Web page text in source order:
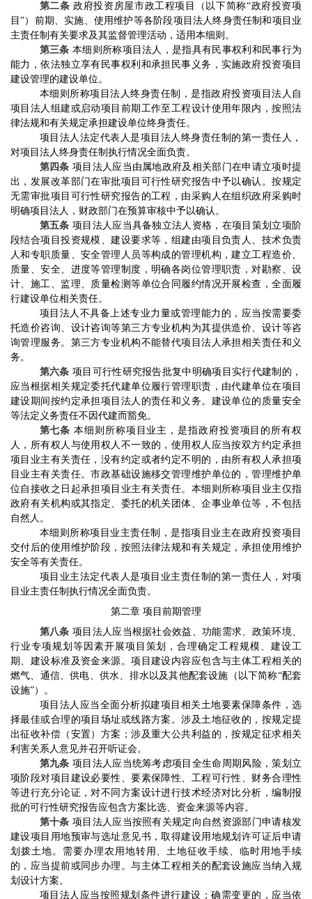
第二条 政府投资房屋市政工程项目（以下简称“政府投资项
目”）前期、实施、使用维护等各阶段项目法人终身责任制和项目业
主责任制 有关要求及其监督管理活动，适用本细则。
第三条 本细则所称项目法人，是指具有民事权利和民事行为
能力，依法独立享有民事权利和承担民事义务， 实施政府投资项目
建设管理的建设单位。
本细则所称项目法人终身责任制，是指政府投资项目法人自
项目法人组建或启动项目前期工作至工程设计使用年限内，按照法
律法规和有关规定承担建设单位终身责任。
项目法人法定代表人是项目法人终身责任制的第一责任人，
对项目法人终身责任制执行情况全面负责。
第四条 项目法人应当由属地政府及相关部门在申请立项时提
出，发展改革部门在审批项目可行性研究报告中予以确认。按规定
无需审批项目可行性研究报告的工程，由采购人在组织政府采购时
明确项目法人，财政部门在预算审核中予以确认。
第五条 项目法人应当具备独立法人资格，在项目策划立项阶
段结合项目投资规模、建设要求等，组建由项目负责人、技术负责
人和专职质量、安全管理人员等构成的管理机构，建立工程造价、
质量、安全、进度等管理制度，明确各岗位管理职责，对勘察、设
计、施工、监理、质量检测等单位合同履约情况开展检查，全面履
行建设单位相关责任。
项目法人不具备上述专业力量或管理能力的，应当按需要委
托造价咨询、设计咨询等第三方专业机构为其提供造价、设计等咨
询管理服务。第三方专业机构不能替代项目法人承担相关责任和义
务。
第六条 项目可行性研究报告批复中明确项目实行代建制的，
应当根据相关规定委托代建单位履行管理职责，由代建单位在项目
建设期间按约定承担项目法人的责任和义务。建设单位的质量安全
等法定义务责任不因代建而豁免。
第七条 本细则所称项目业主，是指政府投资项目的所有权
人，所有权人与使用权人不一致的，使用权人应当按双方约定承担
项目业主有关责任，没有约定或者约定不明的，由所有权人承担项
目业主有关责任。市政基础设施移交管理维护单位的，管理维护单
位自接收之日起承担项目业主有关责任。本细则所称项目业主仅指
政府有关机构或其指定、委托的机关团体、企事业单位等，不包括
自然人。
本细则所称项目业主责任制，是指项目业主在政府投资项目
交付后的使用维护阶段，按照法律法规和有关规定，承担使用维护
安全等有关责任。
项目业主法定代表人是项目业主责任制的第一责任人，对项
目业主责任制执行情况全面负责。
第二章 项目前期管理
第八条 项目法人应当根据社会效益、功能需求、政策环境、
行业专项规划等因素开展项目策划，合理确定工程规模、建设工
期、建设标准及资金来源。项目建设内容应包含与主体工程相关的
燃气、 通信、供电、供水、排水以及其他配套设施（以下简称“配套
设施”）。
项目法人应当全面分析拟建项目相关土地要素保障条件，选
择最佳或合理的项目场址或线路方案。涉及土地征收的，按规定提
出征收补偿（安置）方案；涉及重大公共利益的，按规定征求相关
利害关系人意见并召开听证会。
第九条 项目法人应当统筹考虑项目全生命周期风险，策划立
项阶段对项目建设必要性、要素保障性、工程可行性、财务合理性
等进行充分论证，对不同方案设计进行技术经济对比分析，编制报
批的可行性研究报告应包含方案比选、资金来源等内容。
第十条 项目法人应当按照有关规定向自然资源部门申请核发
建设项目用地预审与选址意见书，取得建设用地规划许可证后申请
划拨土地。需要办理农用地转用、土地征收手续、临时用地手续
的，应当提前或同步办理。与主体工程相关的配套设施应当纳入规
划设计方案。
项目法人应当按照规划条件进行建设；确需变更的，应当依